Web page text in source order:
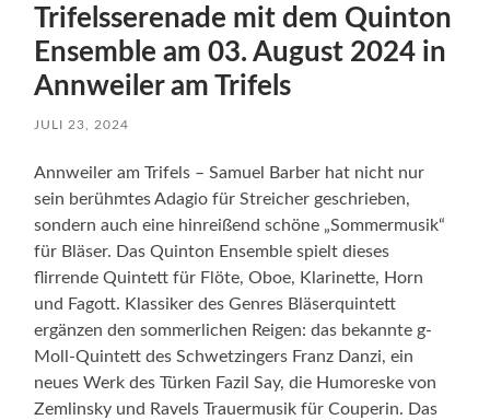
Trifelsserenade mit dem Quinton
Ensemble am 03. August 2024 in
Annweiler am Trifels
JULI 23, 2024
Annweiler am Trifels – Samuel Barber hat nicht nur
sein berühmtes Adagio für Streicher geschrieben,
sondern auch eine hinreißend schöne „Sommermusik“
für Bläser. Das Quinton Ensemble spielt dieses
flirrende Quintett für Flöte, Oboe, Klarinette, Horn
und Fagott. Klassiker des Genres Bläserquintett
ergänzen den sommerlichen Reigen: das bekannte g-
Moll-Quintett des Schwetzingers Franz Danzi, ein
neues Werk des Türken Fazil Say, die Humoreske von
Zemlinsky und Ravels Trauermusik für Couperin. Das